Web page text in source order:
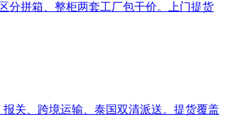
分拼箱、整柜两套工厂包干价。上门提货
关、跨境运输、泰国双清派送。提货覆盖